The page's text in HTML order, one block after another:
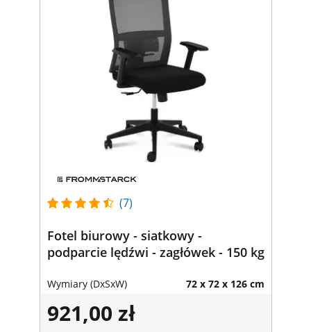
(7)
Fotel biurowy - siatkowy -
podparcie lędźwi - zagłówek - 150 kg
Wymiary (DxSxW) 72 x 72 x 126 cm
921,00 zł